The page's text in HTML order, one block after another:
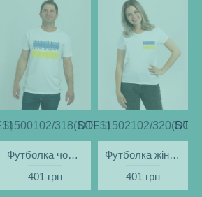
318(SOLS)
Футболка чоловіча Вишиванка великий прапор Ukraine біла - DTF11500
401 грн
DTF11502102/
Футболка жіноча Вишиванка маленький прапор Ukraine біла - DTF11502
401 грн